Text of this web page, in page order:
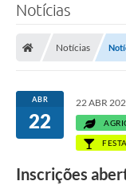
Notícias
Notícias
ABR
22
22 ABR
Inscrições